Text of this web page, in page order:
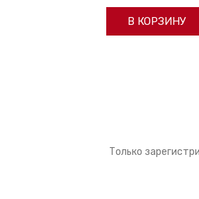
В КОРЗИНУ
Только